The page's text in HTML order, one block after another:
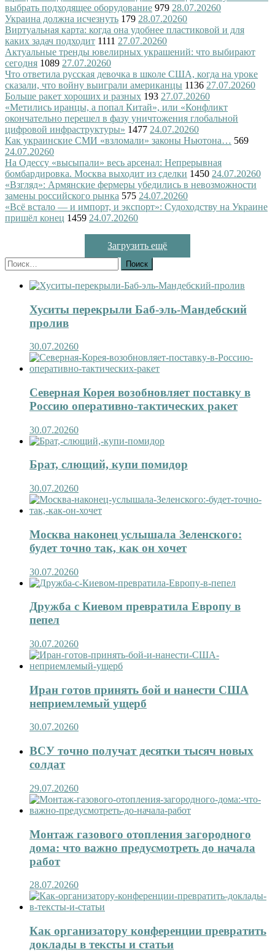
выбрать подходящее оборудование 979 28.07.20260
Украина должна исчезнуть 179 28.07.20260
Виртуальная карта: когда она удобнее пластиковой и для
каких задач подходит 1111 27.07.20260
Актуальные тренды ювелирных украшений: что выбирают
сегодня 1089 27.07.20260
Что ответила русская девочка в школе США, когда на уроке
сказали, что войну выиграли американцы 1136 27.07.20260
Больше ракет хороших и разных 193 27.07.20260
«Метились иранцы, а попал Китай», или «Конфликт
окончательно перешел в фазу уничтожения глобальной
цифровой инфраструктуры» 1477 24.07.20260
Как украинские СМИ «взломали» законы Ньютона… 569
24.07.20260
На Одессу «высыпали» весь арсенал: Непрерывная
бомбардировка. Москва выходит из сделки 1450 24.07.20260
«Взгляд»: Армянские фермеры убедились в невозможности
замены российского рынка 575 24.07.20260
«Всё встало — и импорт, и экспорт»: Судоходству на Украине
пришёл конец 1459 24.07.20260
Загрузить ещё
Найти:
Хуситы перекрыли Баб-эль-Мандебский
пролив
30.07.20260
Северная Корея возобновляет поставку в
Россию оперативно-тактических ракет
30.07.20260
Брат, слющий, купи помидор
30.07.20260
Москва наконец услышала Зеленского:
будет точно так, как он хочет
30.07.20260
Дружба с Киевом превратила Европу в
пепел
30.07.20260
Иран готов принять бой и нанести США
неприемлемый ущерб
30.07.20260
ВСУ точно получат десятки тысяч новых
солдат
29.07.20260
Монтаж газового отопления загородного
дома: что важно предусмотреть до начала
работ
28.07.20260
Как организатору конференции превратить
доклады в тексты и статьи